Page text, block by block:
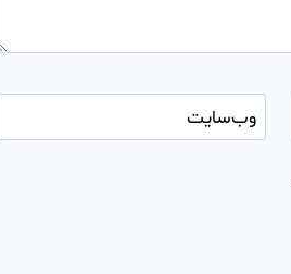
وب‌سایت